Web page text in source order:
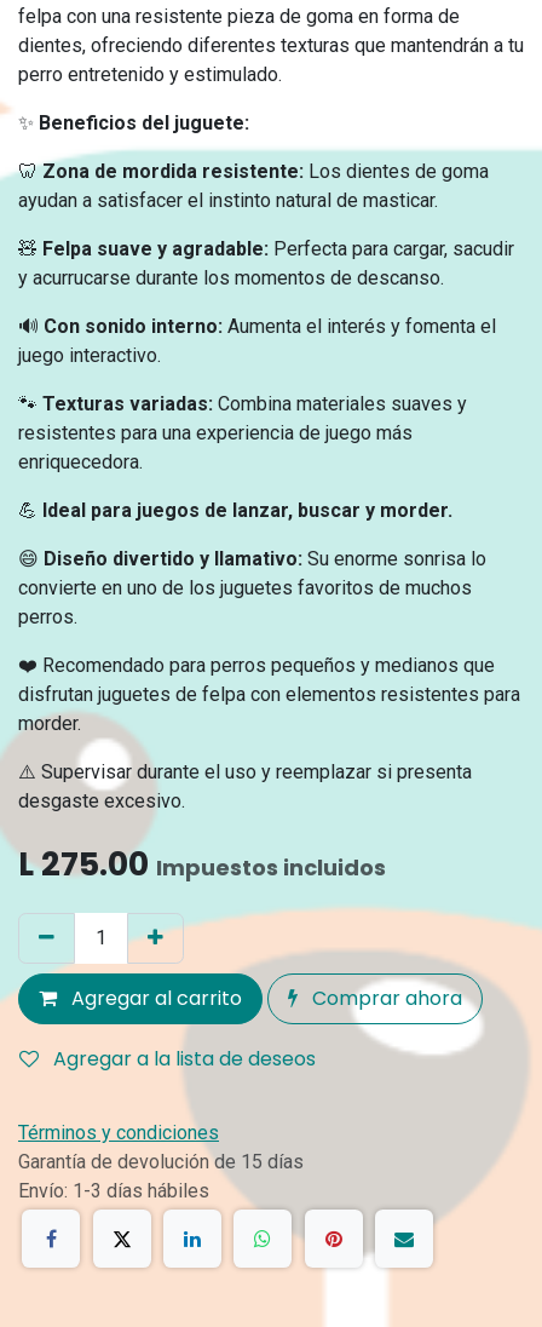
felpa con una resistente pieza de goma en forma de
dientes, ofreciendo diferentes texturas que mantendrán a tu
perro entretenido y estimulado.
✨ Beneficios del juguete:
🦷Zona de mordida resistente: Los dientes de goma
ayudan a satisfacer el instinto natural de masticar.
🧸 Felpa suave y agradable: Perfecta para cargar, sacudir
y acurrucarse durante los momentos de descanso.
🔊 Con sonido interno: Aumenta el interés y fomenta el
juego interactivo.
🐾 Texturas variadas: Combina materiales suaves y
resistentes para una experiencia de juego más
enriquecedora.
💪 Ideal para juegos de lanzar, buscar y morder.
😄 Diseño divertido y llamativo: Su enorme sonrisa lo
convierte en uno de los juguetes favoritos de muchos
perros.
❤️ Recomendado para perros pequeños y medianos que
disfrutan juguetes de felpa con elementos resistentes para
morder.
⚠️ Supervisar durante el uso y reemplazar si presenta
desgaste excesivo.
L275.00 Impuestos incluidos
Agregar al carrito Comprar ahora
Agregar a la lista de deseos
Términos y condiciones
Garantía de devolución de 15 días
Envío: 1-3 días hábiles